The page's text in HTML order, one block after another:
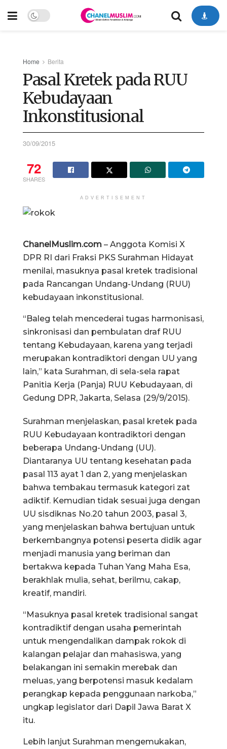
Home Berita
Pasal Kretek pada RUU
Kebudayaan
Inkonstitusional
30/09/2015
72
SHARES
ADVERTISEMENT
ChanelMuslim.com – Anggota Komisi X
DPR RI dari Fraksi PKS Surahman Hidayat
menilai, masuknya pasal kretek tradisional
pada Rancangan Undang-Undang (RUU)
kebudayaan inkonstitusional.
“Baleg telah mencederai tugas harmonisasi,
sinkronisasi dan pembulatan draf RUU
tentang Kebudayaan, karena yang terjadi
merupakan kontradiktori dengan UU yang
lain,” kata Surahman, di sela-sela rapat
Panitia Kerja (Panja) RUU Kebudayaan, di
Gedung DPR, Jakarta, Selasa (29/9/2015).
Surahman menjelaskan, pasal kretek pada
RUU Kebudayaan kontradiktori dengan
beberapa Undang-Undang (UU).
Diantaranya UU tentang kesehatan pada
pasal 113 ayat 1 dan 2, yang menjelaskan
bahwa tembakau termasuk kategori zat
adiktif. Kemudian tidak sesuai juga dengan
UU sisdiknas No.20 tahun 2003, pasal 3,
yang menjelaskan bahwa bertujuan untuk
berkembangnya potensi peserta didik agar
menjadi manusia yang beriman dan
bertakwa kepada Tuhan Yang Maha Esa,
berakhlak mulia, sehat, berilmu, cakap,
kreatif, mandiri.
“Masuknya pasal kretek tradisional sangat
kontradiktif dengan usaha pemerintah
untuk mengendalikan dampak rokok di
kalangan pelajar dan mahasiswa, yang
belakangan ini semakin merebak dan
meluas, yang berpotensi masuk kedalam
perangkap kepada penggunaan narkoba,”
ungkap legislator dari Dapil Jawa Barat X
itu.
Lebih lanjut Surahman mengemukakan,